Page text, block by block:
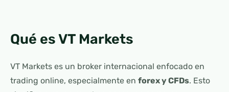
Qué es VT Markets
VT Markets es un broker internacional enfocado en
trading online, especialmente en forex y CFDs. Esto